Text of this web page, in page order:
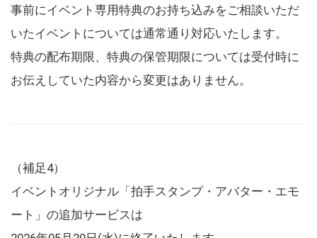
事前にイベント専用特典のお持ち込みをご相談いただ
いたイベントについては通常通り対応いたします。
特典の配布期限、特典の保管期限については受付時に
お伝えしていた内容から変更はありません。
（補足4）
イベントオリジナル「拍手スタンプ・アバター・エモ
ート」の追加サービスは